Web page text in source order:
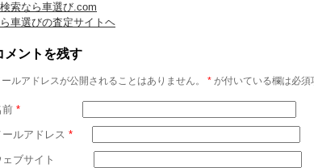
索なら車選び.com
車選びの査定サイトヘ
メントを残す
ールアドレスが公開されることはありません。 * が付いている欄は必須
前 *
ールアドレス *
ェブサイト